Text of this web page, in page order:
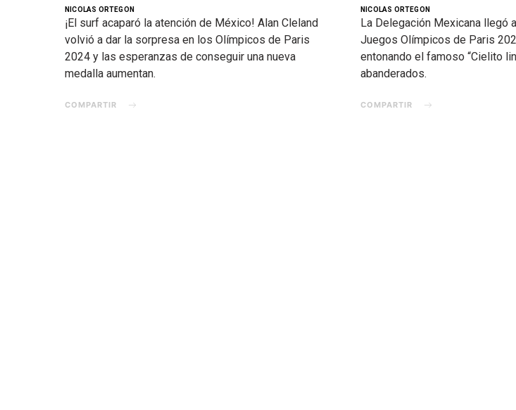
NICOLAS ORTEGON
¡El surf acaparó la atención de México! Alan Cleland
volvió a dar la sorpresa en los Olímpicos de Paris
2024 y las esperanzas de conseguir una nueva
medalla aumentan.
COMPARTIR
NICOLAS ORTEGON
La Delegación Mexicana llegó
Juegos Olímpicos de Paris
entonando el famoso “Cielito
abanderados.
COMPARTIR